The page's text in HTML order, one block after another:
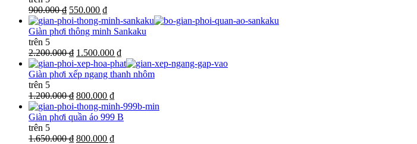
900.000 ₫ 550.000 ₫
Giàn phơi thông minh Sankaku
trên 5
2.200.000 ₫ 1.500.000 ₫
Giàn phơi xếp ngang thanh nhôm
trên 5
1.200.000 ₫ 800.000 ₫
Giàn phơi quần áo 999 B
trên 5
1.650.000 ₫ 800.000 ₫